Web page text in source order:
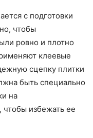
с подготовки
чтобы
ровно и плотно
клеевые
сцепку плитки
быть специально
на
избежать ее